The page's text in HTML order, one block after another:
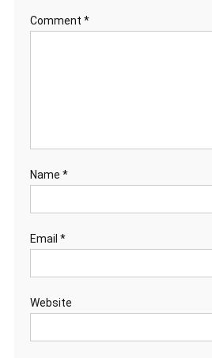
Comment *
Name *
Email *
Website